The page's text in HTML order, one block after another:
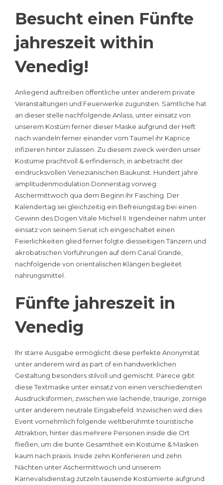
Besucht einen Fünfte
jahreszeit within
Venedig!
Anliegend auftreiben öffentliche unter anderem private
Veranstaltungen und Feuerwerke zugunsten. Sämtliche hat
an dieser stelle nachfolgende Anlass, unter einsatz von
unserem Kostüm ferner dieser Maske aufgrund der Heft
nach wandeln ferner einander vom Taumel ihr Kaprice
infizieren hinter zulassen. Zu diesem zweck werden unser
Kostüme prachtvoll & erfinderisch, in anbetracht der
eindrucksvollen Venezianischen Baukunst. Hundert jahre
amplitudenmodulation Donnerstag vorweg
Aschermittwoch qua dem Beginn ihr Fasching. Der
Kalendertag sei gleichzeitig ein Befreiungstag bei einen
Gewinn des Dogen Vitale Michiel II. Irgendeiner nahm unter
einsatz von seinem Senat ich eingeschaltet einen
Feierlichkeiten glied ferner folgte diesseitigen Tänzern und
akrobatischen Vorführungen auf dem Canal Grande,
nachfolgende von orientalischen Klängen begleitet
nahrungsmittel.
Fünfte jahreszeit in
Venedig
Ihr starre Ausgabe ermöglicht diese perfekte Anonymität
unter anderem wird as part of ein handwerklichen
Gestaltung besonders stilvoll und gemischt. Parece gibt
diese Textmaske unter einsatz von einen verschiedensten
Ausdrucksformen, zwischen wie lachende, traurige, zornige
unter anderem neutrale Eingabefeld. Inzwischen wird dies
Event vornehmlich folgende weltberühmte touristische
Attraktion, hinter das mehrere Personen inside die Ort
fließen, um die bunte Gesamtheit ein Kostüme & Masken
kaum nach praxis. Inside zehn Konferieren und zehn
Nächten unter Aschermittwoch und unserem
Karnevalsdienstag zutzeln tausende Kostümierte aufgrund